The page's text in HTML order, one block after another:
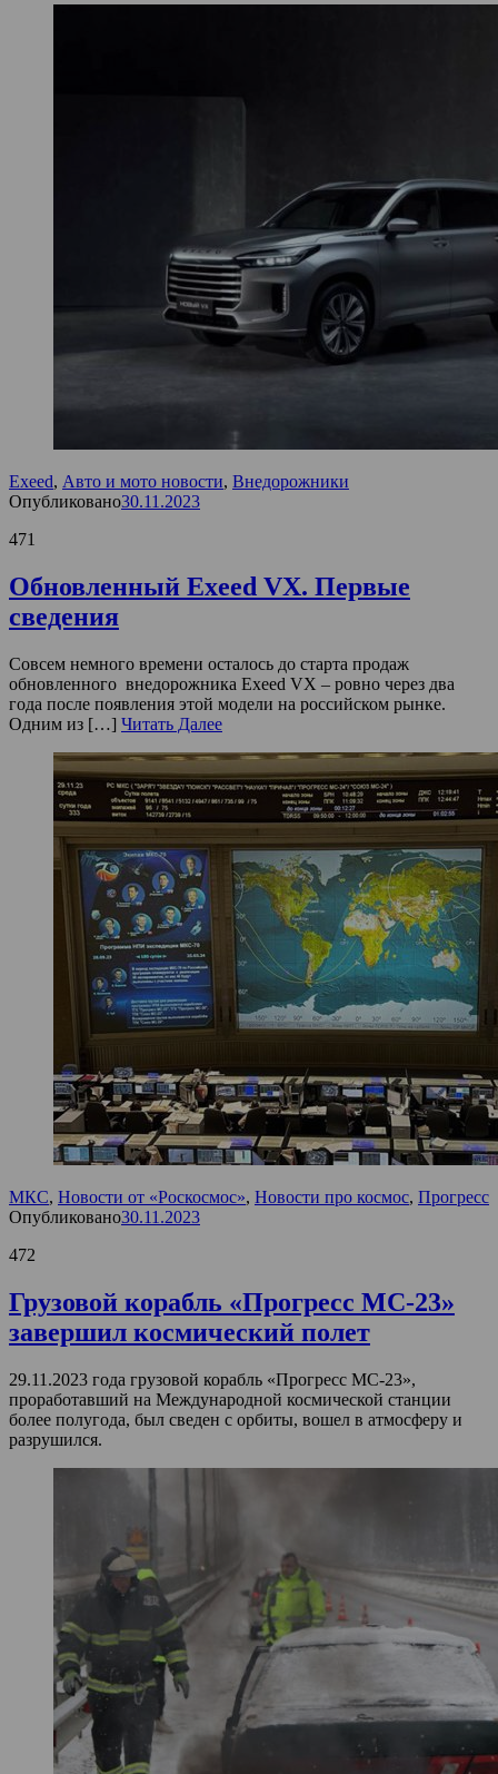
Exeed, Авто и мото новости, Внедорожники
Опубликовано30.11.2023
471
Обновленный Exeed VX. Первые
сведения
Совсем немного времени осталось до старта продаж
обновленного внедорожника Exeed VX – ровно через два
года после появления этой модели на российском рынке.
Одним из […] Читать Далее
МКС, Новости от «Роскосмос», Новости про космос, Прогресс
Опубликовано30.11.2023
472
Грузовой корабль «Прогресс МС-23»
завершил космический полет
29.11.2023 года грузовой корабль «Прогресс МС-23»,
проработавший на Международной космической станции
более полугода, был сведен с орбиты, вошел в атмосферу и
разрушился.